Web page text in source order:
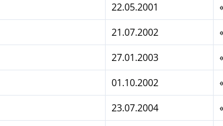
22.05.2001
21.07.2002
27.01.2003
01.10.2002
23.07.2004